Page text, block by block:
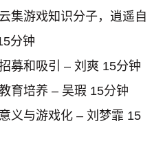
集游戏知识分子，逍遥自
分钟
募和吸引 – 刘爽 15分钟
育培养 – 吴瑕 15分钟
义与游戏化 – 刘梦霏 15